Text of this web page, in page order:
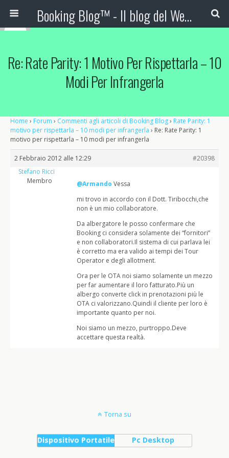
Booking Blog™ - Il blog del Web Marketing Turistico
Re: Rate Parity: 1 Motivo Per Rispettarla – 10
Modi Per Infrangerla
Home › Forum › Commenti agli articoli di Booking Blog› Rate Parity: 1
motivo per rispettarla – 10 modi per infrangerla › Re: Rate Parity: 1
motivo per rispettarla – 10 modi per infrangerla
2 Febbraio 2012 alle 12:29
#20398
Stefano Ricci
Membro
@Armando Vessa
mi trovo in accordo con il Dott. Tiribocchi,che
non è un mio collaboratore.
Da albergatore le posso confermare che
Booking ci considera solamente dei “fornitori”
e non collaboratori.Il sistema di cui parlava lei
è corretto ma era valido ai tempi dei Tour
Operator e degli allotment.
Ora per le OTA noi siamo solamente un mezzo
per far aumentare il loro fatturato.Più un
albergo converte click in prenotazioni più le
OTA ci valorizzano.Quindi il cliente per loro è
importante quanto per noi.
Noi siamo un mezzo, purtroppo.Deve
accettare questa realtà.
Torna su
Dispositivo Portatile Pc Desktop